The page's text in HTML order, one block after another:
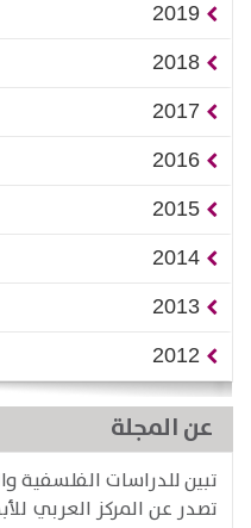
2019
2018
2017
2016
2015
2014
2013
2012
عن المجلة
تبين للدراسات الفلسفية
تصدر عن المركز العربي